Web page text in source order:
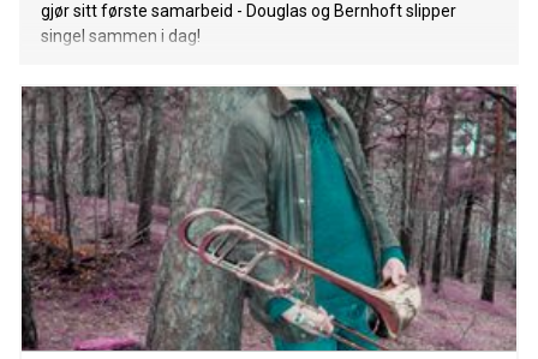
gjør sitt første samarbeid - Douglas og Bernhoft slipper
singel sammen i dag!